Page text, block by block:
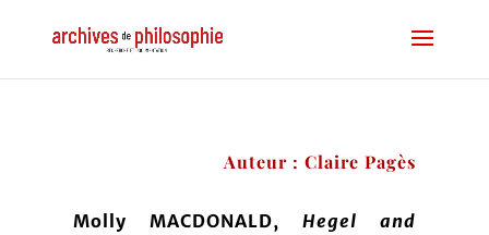
Auteur : Claire Pagès
Molly MACDONALD, Hegel and